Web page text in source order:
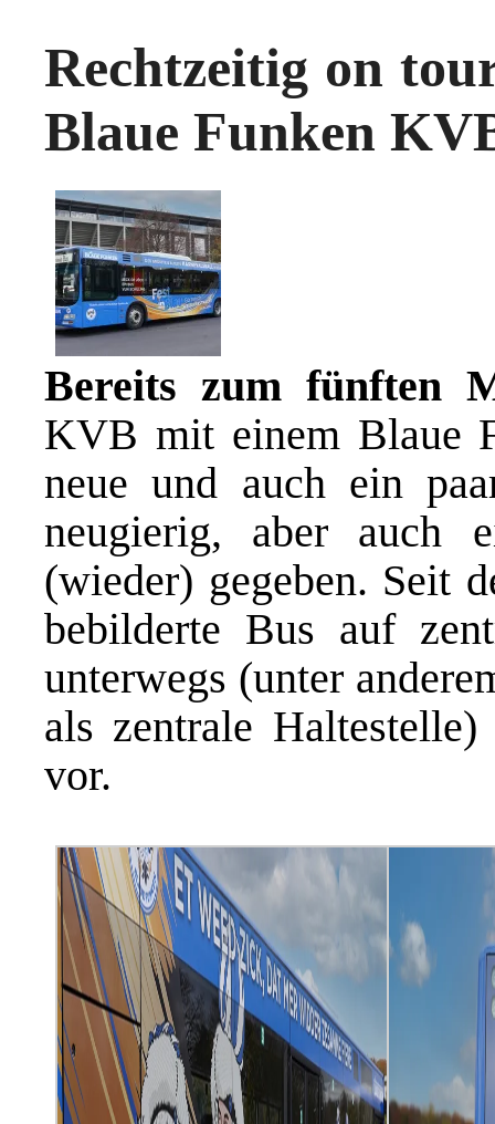
Rechtzeitig on
Blaue Funken
Bereits zum fünften
KVB mit einem Blaue
neue und auch ein
neugierig, aber auch
(wieder) gegeben. Seit
bebilderte Bus auf
unterwegs (unter
als zentrale
vor.